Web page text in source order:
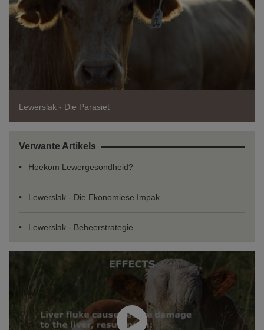
Lewerslak - Die Parasiet
Verwante Artikels
Hoekom Lewergesondheid?
Lewerslak - Die Ekonomiese Impak
Lewerslak - Beheerstrategie